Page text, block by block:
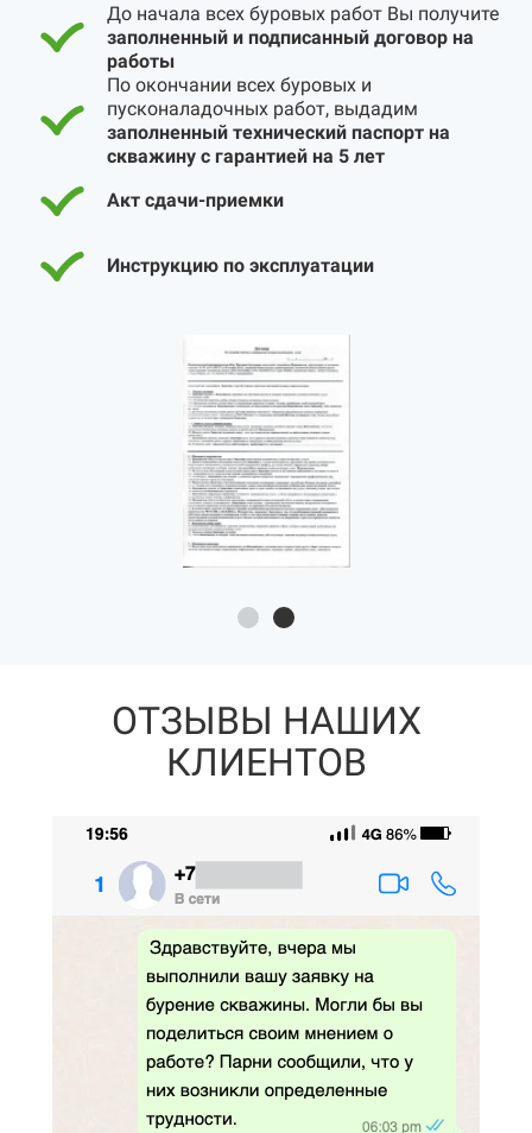
До начала всех буровых работ Вы получите
заполненный и подписанный договор на
работы
По окончании всех буровых и
пусконаладочных работ, выдадим
заполненный технический паспорт на
скважину с гарантией на 5 лет
Акт сдачи-приемки
Инструкцию по эксплуатации
ОТЗЫВЫ НАШИХ
КЛИЕНТОВ